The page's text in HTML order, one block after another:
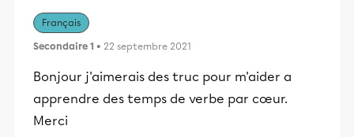
Français
Secondaire 1 • 22 septembre 2021
Bonjour j'aimerais des truc pour m'aider a
apprendre des temps de verbe par cœur.
Merci